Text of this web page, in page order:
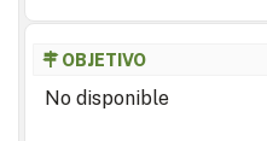
OBJETIVO
No disponible